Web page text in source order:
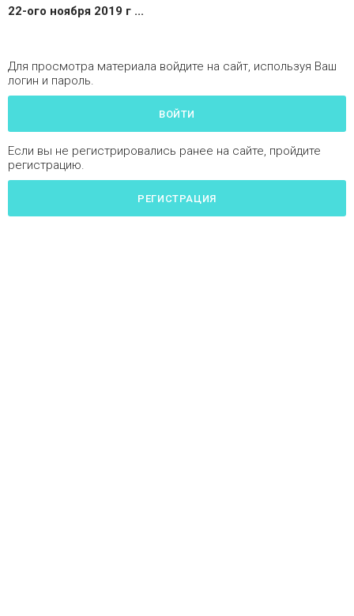
22-ого ноября 2019 г ...
Для просмотра материала войдите на сайт, используя Ваш
логин и пароль.
ВОЙТИ
Если вы не регистрировались ранее на сайте, пройдите
регистрацию.
РЕГИСТРАЦИЯ